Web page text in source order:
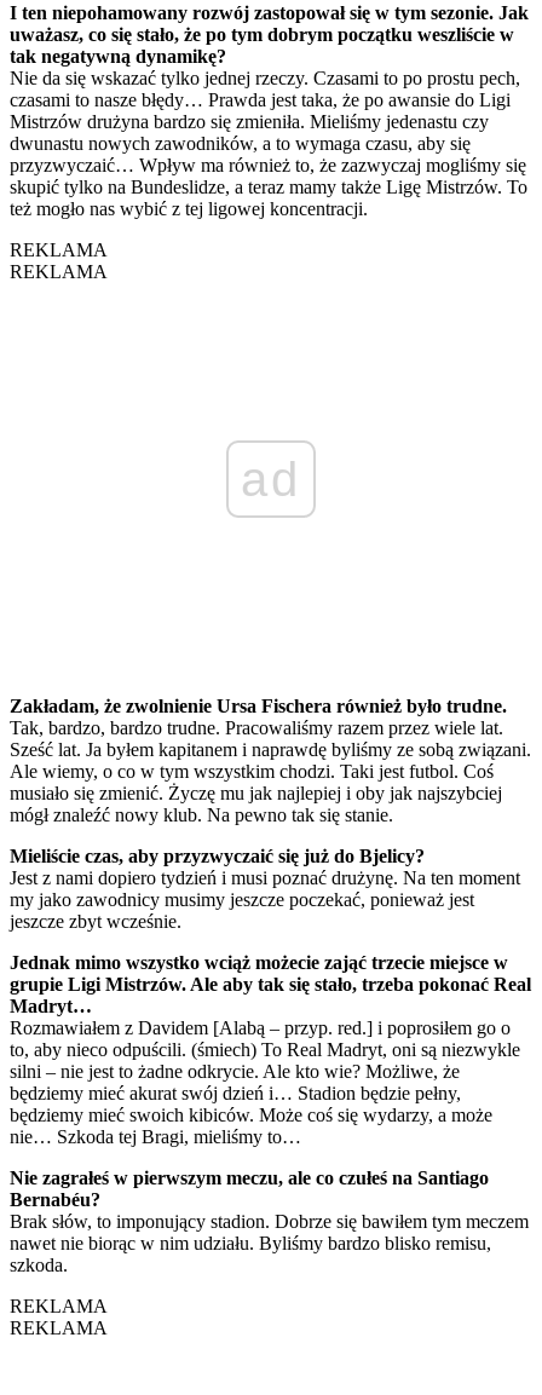
I ten niepohamowany rozwój zastopował się w tym sezonie. Jak
uważasz, co się stało, że po tym dobrym początku weszliście w
tak negatywną dynamikę?
Nie da się wskazać tylko jednej rzeczy. Czasami to po prostu pech,
czasami to nasze błędy… Prawda jest taka, że po awansie do Ligi
Mistrzów drużyna bardzo się zmieniła. Mieliśmy jedenastu czy
dwunastu nowych zawodników, a to wymaga czasu, aby się
przyzwyczaić… Wpływ ma również to, że zazwyczaj mogliśmy się
skupić tylko na Bundeslidze, a teraz mamy także Ligę Mistrzów. To
też mogło nas wybić z tej ligowej koncentracji.
REKLAMA
REKLAMA
ad
Zakładam, że zwolnienie Ursa Fischera również było trudne.
Tak, bardzo, bardzo trudne. Pracowaliśmy razem przez wiele lat.
Sześć lat. Ja byłem kapitanem i naprawdę byliśmy ze sobą związani.
Ale wiemy, o co w tym wszystkim chodzi. Taki jest futbol. Coś
musiało się zmienić. Życzę mu jak najlepiej i oby jak najszybciej
mógł znaleźć nowy klub. Na pewno tak się stanie.
Mieliście czas, aby przyzwyczaić się już do Bjelicy?
Jest z nami dopiero tydzień i musi poznać drużynę. Na ten moment
my jako zawodnicy musimy jeszcze poczekać, ponieważ jest
jeszcze zbyt wcześnie.
Jednak mimo wszystko wciąż możecie zająć trzecie miejsce w
grupie Ligi Mistrzów. Ale aby tak się stało, trzeba pokonać Real
Madryt…
Rozmawiałem z Davidem [Alabą – przyp. red.] i poprosiłem go o
to, aby nieco odpuścili. (śmiech) To Real Madryt, oni są niezwykle
silni – nie jest to żadne odkrycie. Ale kto wie? Możliwe, że
będziemy mieć akurat swój dzień i… Stadion będzie pełny,
będziemy mieć swoich kibiców. Może coś się wydarzy, a może
nie… Szkoda tej Bragi, mieliśmy to…
Nie zagrałeś w pierwszym meczu, ale co czułeś na Santiago
Bernabéu?
Brak słów, to imponujący stadion. Dobrze się bawiłem tym meczem
nawet nie biorąc w nim udziału. Byliśmy bardzo blisko remisu,
szkoda.
REKLAMA
REKLAMA